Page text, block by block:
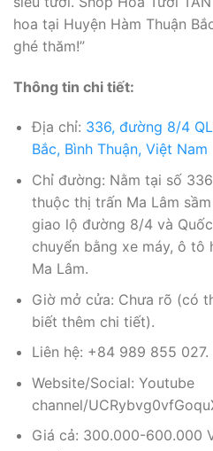
hoa tại Huyện Hàm Thuận
ghé thăm!”
Thông tin chi tiết:
Địa chỉ: 336, đường 8/4
Bắc, Bình Thuận, Việt Nam
Chỉ đường: Nằm tại số
thuộc thị trấn Ma Lâm
giao lộ đường 8/4 và
chuyển bằng xe máy, ô
Ma Lâm.
Giờ mở cửa: Chưa rõ (có
biết thêm chi tiết).
Liên hệ: +84 989 855 027.
Website/Social: Youtube
channel/
Giá cả: 300.000-600.000